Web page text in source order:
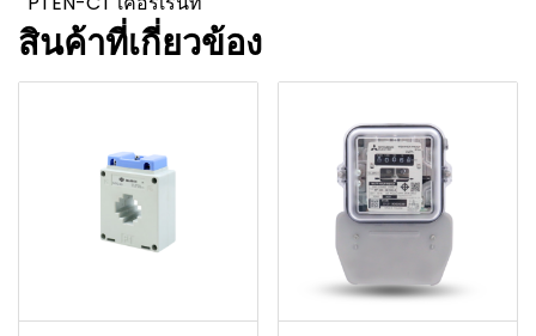
สินค้าที่เกี่ยวข้อง